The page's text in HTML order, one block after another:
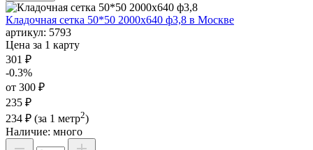
Кладочная сетка 50*50 2000х640 ф3,8 в Москве
артикул: 5793
Цена за 1 карту
301 ₽
-0.3%
от 300 ₽
235 ₽
234 ₽ (за 1 метр2)
Наличие: много